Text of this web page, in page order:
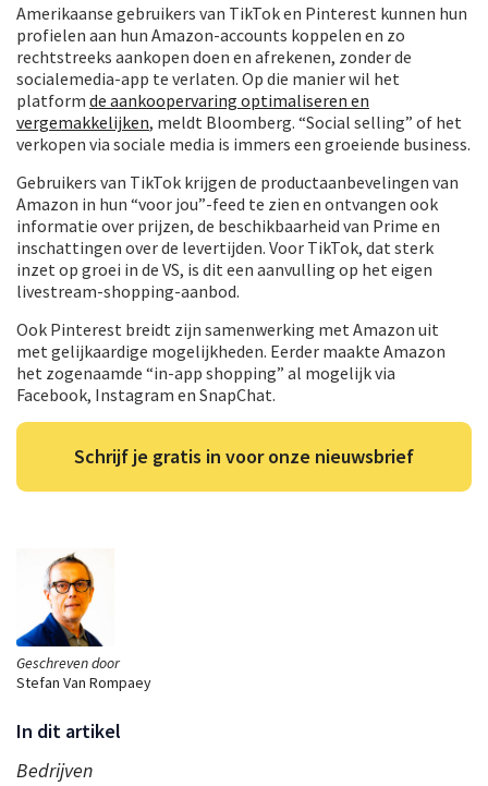
Geschreven door
Stefan Van Rompaey
In dit artikel
Bedrijven
Amerikaanse gebruikers van TikTok en Pinterest kunnen hun
profielen aan hun Amazon-accounts koppelen en zo
rechtstreeks aankopen doen en afrekenen, zonder de
socialemedia-app te verlaten. Op die manier wil het
platform de aankoopervaring optimaliseren en
vergemakkelijken, meldt Bloomberg. “Social selling” of het
verkopen via sociale media is immers een groeiende business.
Gebruikers van TikTok krijgen de productaanbevelingen van
Amazon in hun “voor jou”-feed te zien en ontvangen ook
informatie over prijzen, de beschikbaarheid van Prime en
inschattingen over de levertijden. Voor TikTok, dat sterk
inzet op groei in de VS, is dit een aanvulling op het eigen
livestream-shopping-aanbod.
Ook Pinterest breidt zijn samenwerking met Amazon uit
met gelijkaardige mogelijkheden. Eerder maakte Amazon
het zogenaamde “in-app shopping” al mogelijk via
Facebook, Instagram en SnapChat.
Schrijf je gratis in voor onze nieuwsbrief